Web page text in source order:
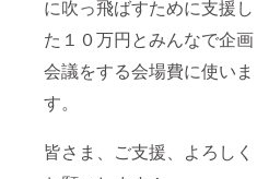
に吹っ飛ばすために支援し
た１０万円とみんなで企画
会議をする会場費に使いま
す。
皆さま、ご支援、よろしく